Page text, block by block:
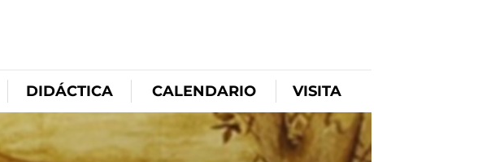
DIDÁCTICA CALENDARIO VISITA